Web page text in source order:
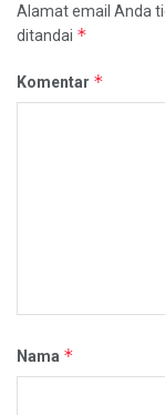
Alamat email Anda
ditandai *
Komentar *
Nama *